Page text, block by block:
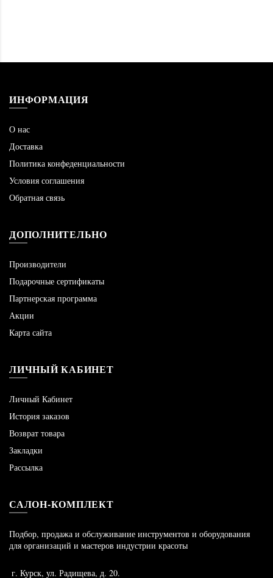
ИНФОРМАЦИЯ
О нас
Доставка
Политика конфеденциальности
Условия соглашения
Обратная связь
ДОПОЛНИТЕЛЬНО
Производители
Подарочные сертификаты
Партнерская программа
Акции
Карта сайта
ЛИЧНЫЙ КАБИНЕТ
Личный Кабинет
История заказов
Возврат товара
Закладки
Рассылка
САЛОН-КОМПЛЕКТ
Подбор, продажа и обслуживание инструментов и оборудования
для организаций и мастеров индустрии красоты
г. Курск, ул. Радищева, д. 20.